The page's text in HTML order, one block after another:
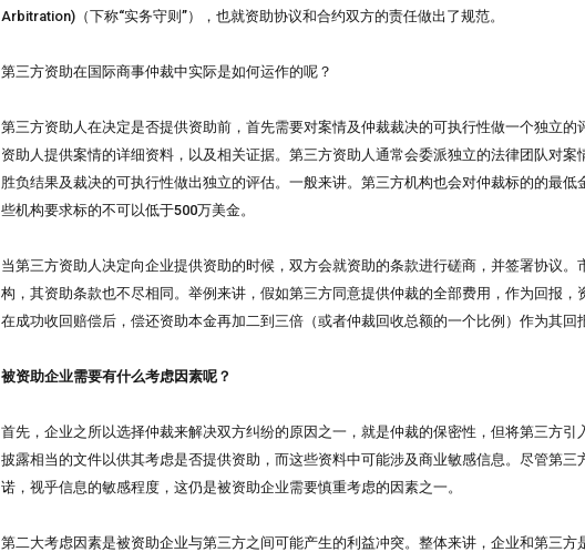
Arbitration)（下称“实务守则”），也就资助协议和合约双方的责任做出了规范。
第三方资助在国际商事仲裁中实际是如何运作的呢？
第三方资助人在决定是否提供资助前，首先需要对案情及仲裁裁决的可执行性做一个独立的
资助人提供案情的详细资料，以及相关证据。第三方资助人通常会委派独立的法律团队对案
胜负结果及裁决的可执行性做出独立的评估。一般来讲。第三方机构也会对仲裁标的的最低
些机构要求标的不可以低于500万美金。
当第三方资助人决定向企业提供资助的时候，双方会就资助的条款进行磋商，并签署协议。
构，其资助条款也不尽相同。举例来讲，假如第三方同意提供仲裁的全部费用，作为回报，
在成功收回赔偿后，偿还资助本金再加二到三倍（或者仲裁回收总额的一个比例）作为其回
被资助企业需要有什么考虑因素呢？
首先，企业之所以选择仲裁来解决双方纠纷的原因之一，就是仲裁的保密性，但将第三方引
披露相当的文件以供其考虑是否提供资助，而这些资料中可能涉及商业敏感信息。尽管第三
诺，视乎信息的敏感程度，这仍是被资助企业需要慎重考虑的因素之一。
第二大考虑因素是被资助企业与第三方之间可能产生的利益冲突。整体来讲，企业和第三方